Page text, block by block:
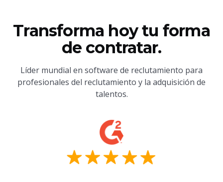
Transforma hoy tu forma
de contratar.
Líder mundial en software de reclutamiento para
profesionales del reclutamiento y la adquisición de
talentos.